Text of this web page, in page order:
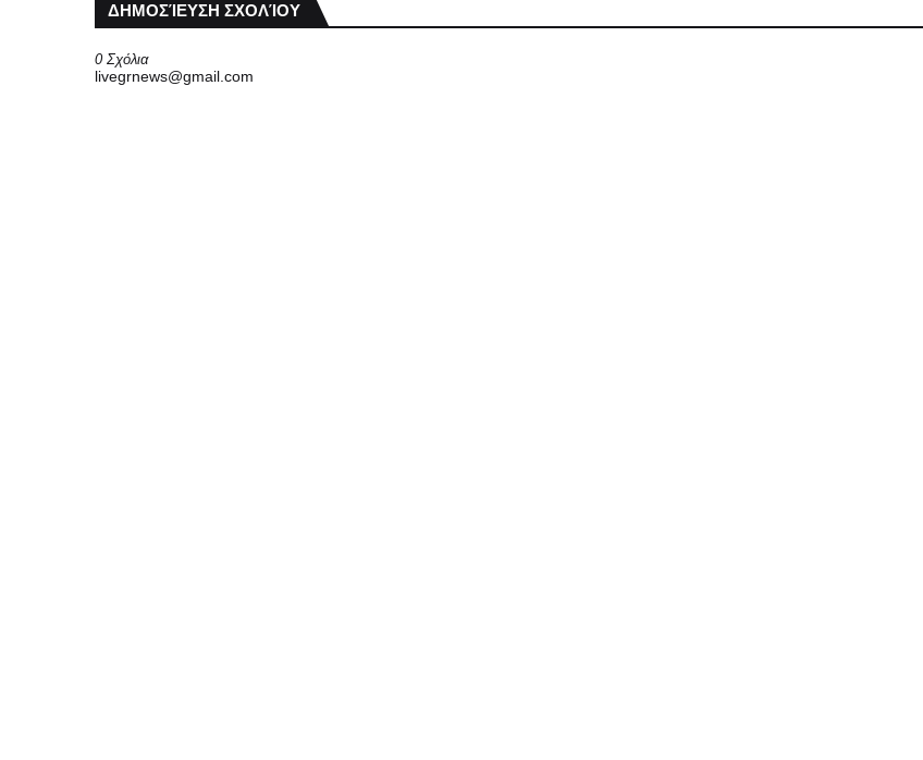
ΔΗΜΟΣΊΕΥΣΗ ΣΧΟΛΊΟΥ
0 Σχόλια
livegrnews@gmail.com